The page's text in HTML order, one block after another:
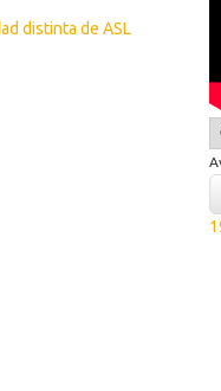
distinta de ASL